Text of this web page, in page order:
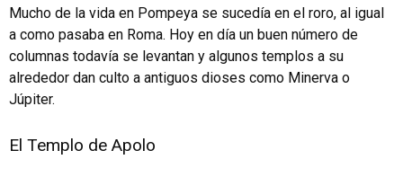
Mucho de la vida en Pompeya se sucedía en el roro, al igual
a como pasaba en Roma. Hoy en día un buen número de
columnas todavía se levantan y algunos templos a su
alrededor dan culto a antiguos dioses como Minerva o
Júpiter.
El Templo de Apolo